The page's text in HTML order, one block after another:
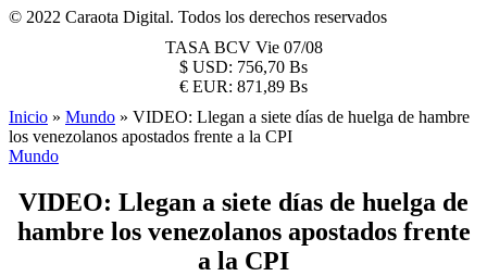
© 2022 Caraota Digital. Todos los derechos reservados
TASA BCV Vie 07/08
$ USD: 756,70 Bs
€ EUR: 871,89 Bs
Inicio » Mundo » VIDEO: Llegan a siete días de huelga de hambre
los venezolanos apostados frente a la CPI
Mundo
VIDEO: Llegan a siete días de huelga de
hambre los venezolanos apostados frente
a la CPI